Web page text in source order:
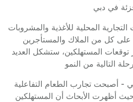
في دبي
المحلية للأغذية والمشروبات
كل من الملاك والمستأجرين
المستهلكين، ستشكل العديد
التالية من النمو
- أصبحت تجارب الطعام التفاعلية
حيث أظهرت الأبحاث أن المستهلكين